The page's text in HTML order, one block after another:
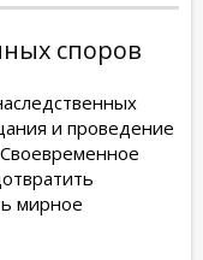
споров
и проведение
мирное